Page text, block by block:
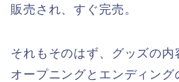
販売され、すぐ完売。
それもそのはず、グッズの
オープニングとエンディン